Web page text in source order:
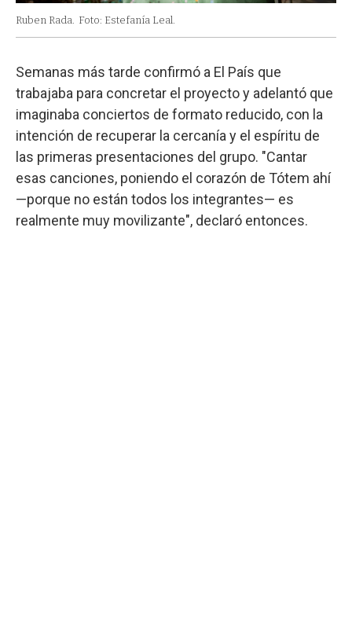
Ruben Rada. Foto: Estefanía Leal.
Semanas más tarde confirmó a El País que
trabajaba para concretar el proyecto y adelantó que
imaginaba conciertos de formato reducido, con la
intención de recuperar la cercanía y el espíritu de
las primeras presentaciones del grupo. "Cantar
esas canciones, poniendo el corazón de Tótem ahí
—porque no están todos los integrantes— es
realmente muy movilizante", declaró entonces.